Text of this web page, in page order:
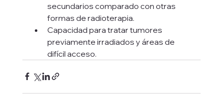
secundarios comparado con otras
formas de radioterapia.
Capacidad para tratar tumores
previamente irradiados y áreas de
difícil acceso.